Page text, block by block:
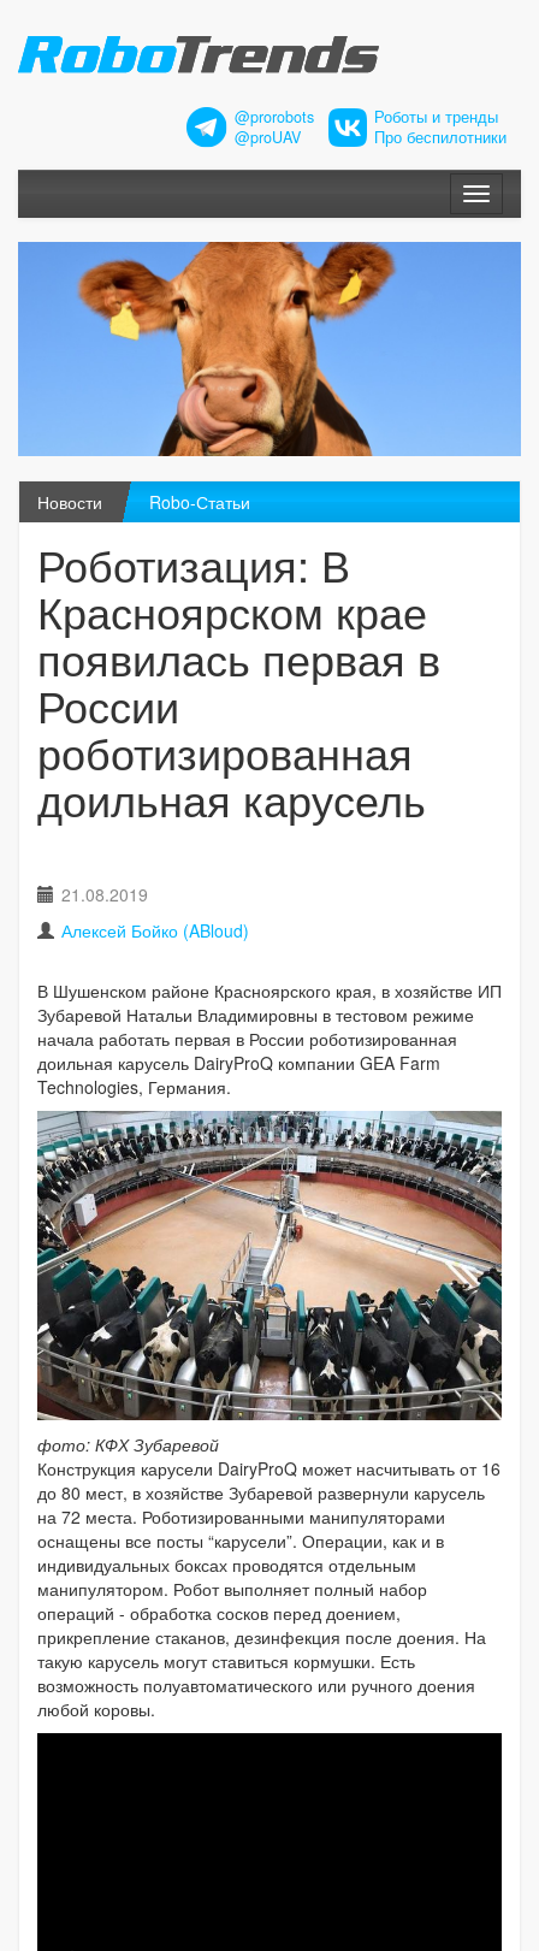
@prorobots
@proUAV
Роботы и тренды
Про беспилотники
Меню
Новости Robo-Статьи
Роботизация: В
Красноярском крае
появилась первая в
России
роботизированная
доильная карусель
21.08.2019
Алексей Бойко (ABloud)
В Шушенском районе Красноярского края, в хозяйстве ИП
Зубаревой Натальи Владимировны в тестовом режиме
начала работать первая в России роботизированная
доильная карусель DairyProQ компании GEA Farm
Technologies, Германия.
фото: КФХ Зубаревой
Конструкция карусели DairyProQ может насчитывать от 16
до 80 мест, в хозяйстве Зубаревой развернули карусель
на 72 места. Роботизированными манипуляторами
оснащены все посты “карусели”. Операции, как и в
индивидуальных боксах проводятся отдельным
манипулятором. Робот выполняет полный набор
операций - обработка сосков перед доением,
прикрепление стаканов, дезинфекция после доения. На
такую карусель могут ставиться кормушки. Есть
возможность полуавтоматического или ручного доения
любой коровы.